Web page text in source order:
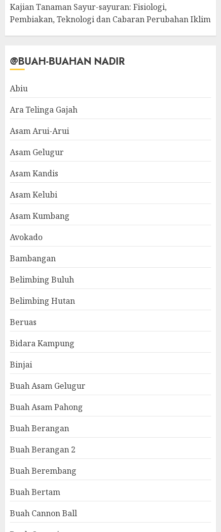
Kajian Tanaman Sayur-sayuran: Fisiologi,
Pembiakan, Teknologi dan Cabaran Perubahan Iklim
@BUAH-BUAHAN NADIR
Abiu
Ara Telinga Gajah
Asam Arui-Arui
Asam Gelugur
Asam Kandis
Asam Kelubi
Asam Kumbang
Avokado
Bambangan
Belimbing Buluh
Belimbing Hutan
Beruas
Bidara Kampung
Binjai
Buah Asam Gelugur
Buah Asam Pahong
Buah Berangan
Buah Berangan 2
Buah Berembang
Buah Bertam
Buah Cannon Ball